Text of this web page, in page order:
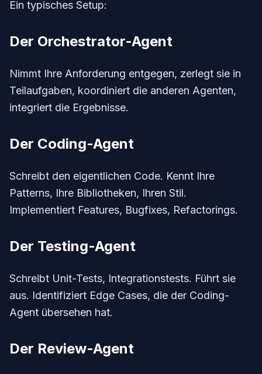
Ein typisches Setup:
Der Orchestrator-Agent
Nimmt Ihre Anforderung entgegen, zerlegt sie in
Teilaufgaben, koordiniert die anderen Agenten,
integriert die Ergebnisse.
Der Coding-Agent
Schreibt den eigentlichen Code. Kennt Ihre
Patterns, Ihre Bibliotheken, Ihren Stil.
Implementiert Features, Bugfixes, Refactorings.
Der Testing-Agent
Schreibt Unit-Tests, Integrationstests. Führt sie
aus. Identifiziert Edge Cases, die der Coding-
Agent übersehen hat.
Der Review-Agent